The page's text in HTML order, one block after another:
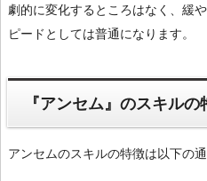
劇的に変化するところはなく、緩
ピードとしては普通になります。
『アンセム』のスキルの
アンセムのスキルの特徴は以下の通